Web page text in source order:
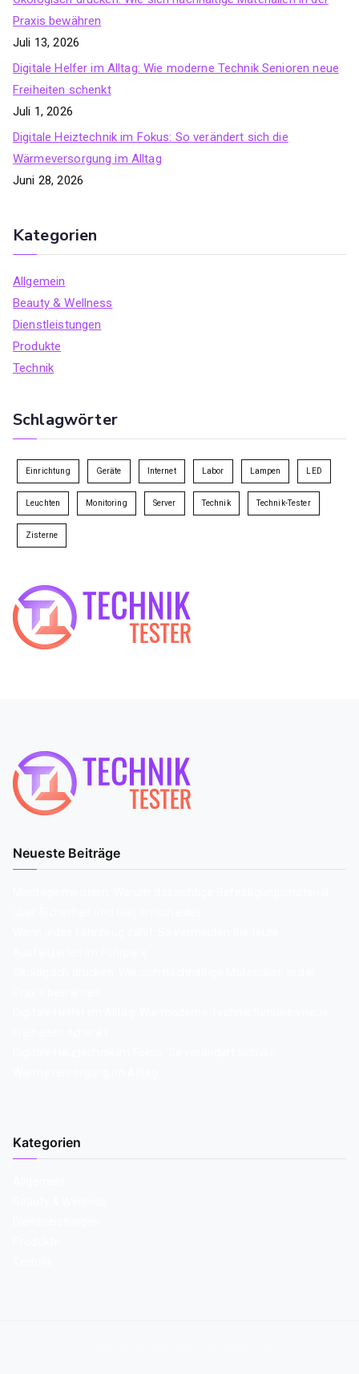
Praxis bewähren
Juli 13, 2026
Digitale Helfer im Alltag: Wie moderne Technik Senioren neue
Freiheiten schenkt
Juli 1, 2026
Digitale Heiztechnik im Fokus: So verändert sich die
Wärmeversorgung im Alltag
Juni 28, 2026
Kategorien
Allgemein
Beauty & Wellness
Dienstleistungen
Produkte
Technik
Schlagwörter
Einrichtung Geräte Internet Labor Lampen LED
Leuchten Monitoring Server Technik Technik-Tester
Zisterne
Neueste Beiträge
Kategorien